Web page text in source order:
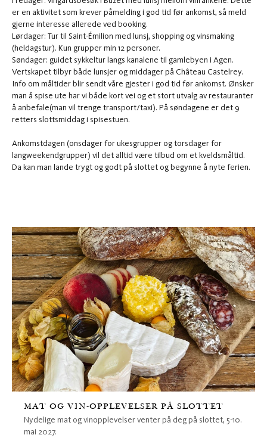
er en aktivitet som krever påmelding i god tid før ankomst, så meld
gjerne interesse allerede ved booking.
Lørdager: Tur til Saint-Émilion med lunsj, shopping og vinsmaking
(heldagstur). Kun grupper min 12 personer.
Søndager: guidet sykkeltur langs kanalene til gamlebyen i Agen.
Vertskapet tilbyr både lunsjer og middager på Château Castelrey.
Info om måltider blir sendt våre gjester i god tid før ankomst. Ønsker
man å spise ute har vi både kort vei og et stort utvalg av restauranter
å anbefale(man vil trenge transport/taxi). På søndagene er det 9
retters slottsmiddag i spisestuen.
Ankomstdagen (onsdager for ukesgrupper og torsdager for
langweekendgrupper) vil det alltid være tilbud om et kveldsmåltid.
Da kan man lande trygt og godt på slottet og begynne å nyte ferien.
MAT OG VIN-OPPLEVELSER PÅ SLOTTET
Nydelige mat og vinopplevelser venter på deg på slottet, 5-10.
mai 2027.